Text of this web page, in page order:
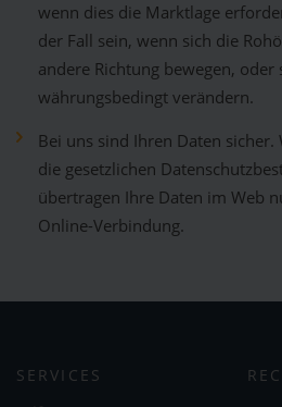
wenn dies die Marktlage
der Fall sein, wenn sich die
andere Richtung bewegen,
währungsbedingt verändern.
Bei uns sind Ihren Daten
die gesetzlichen
übertragen Ihre Daten im Web
Online-Verbindung.
SERVICES